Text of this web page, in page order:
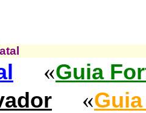
«Guia
«